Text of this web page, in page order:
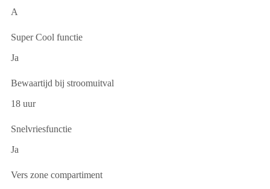
A
Super Cool functie
Ja
Bewaartijd bij stroomuitval
18 uur
Snelvriesfunctie
Ja
Vers zone compartiment